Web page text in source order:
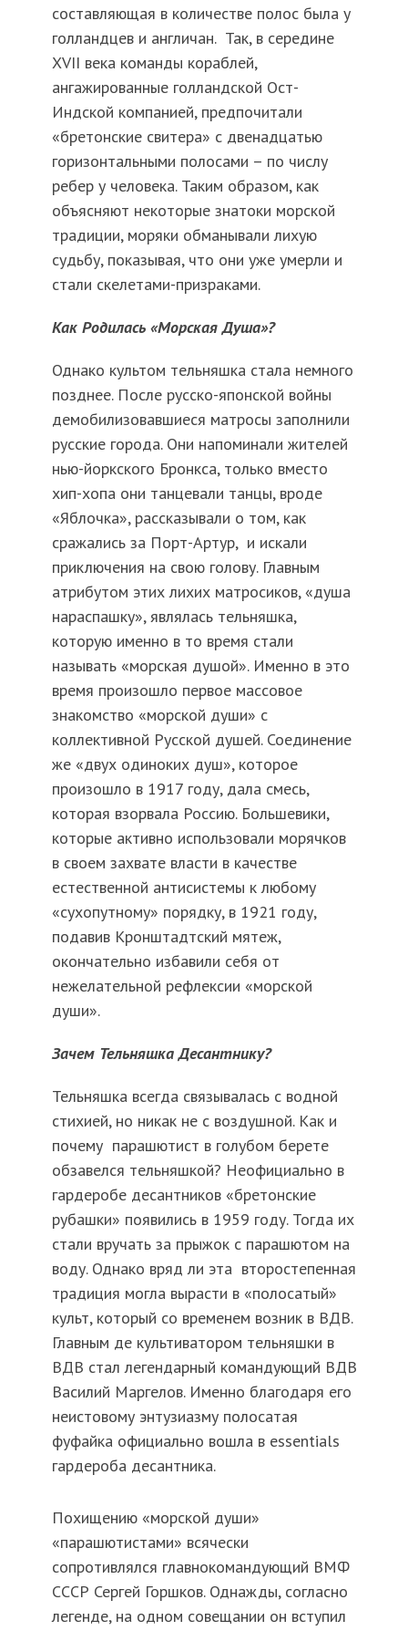
составляющая в количестве полос была у
голландцев и англичан. Так, в середине
XVII века команды кораблей,
ангажированные голландской Ост-
Индской компанией, предпочитали
«бретонские свитера» с двенадцатью
горизонтальными полосами – по числу
ребер у человека. Таким образом, как
объясняют некоторые знатоки морской
традиции, моряки обманывали лихую
судьбу, показывая, что они уже умерли и
стали скелетами-призраками.
Как Родилась «морская Душа»?
Однако культом тельняшка стала немного
позднее. После русско-японской войны
демобилизовавшиеся матросы заполнили
русские города. Они напоминали жителей
нью-йоркского Бронкса, только вместо
хип-хопа они танцевали танцы, вроде
«Яблочка», рассказывали о том, как
сражались за Порт-Артур, и искали
приключения на свою голову. Главным
атрибутом этих лихих матросиков, «душа
нараспашку», являлась тельняшка,
которую именно в то время стали
называть «морская душой». Именно в это
время произошло первое массовое
знакомство «морской души» с
коллективной Русской душей. Соединение
же «двух одиноких душ», которое
произошло в 1917 году, дала смесь,
которая взорвала Россию. Большевики,
которые активно использовали морячков
в своем захвате власти в качестве
естественной антисистемы к любому
«сухопутному» порядку, в 1921 году,
подавив Кронштадтский мятеж,
окончательно избавили себя от
нежелательной рефлексии «морской
души».
Зачем Тельняшка Десантнику?
Тельняшка всегда связывалась с водной
стихией, но никак не с воздушной. Как и
почему парашютист в голубом берете
обзавелся тельняшкой? Неофициально в
гардеробе десантников «бретонские
рубашки» появились в 1959 году. Тогда их
стали вручать за прыжок с парашютом на
воду. Однако вряд ли эта второстепенная
традиция могла вырасти в «полосатый»
культ, который со временем возник в ВДВ.
Главным де культиватором тельняшки в
ВДВ стал легендарный командующий ВДВ
Василий Маргелов. Именно благодаря его
неистовому энтузиазму полосатая
фуфайка официально вошла в essentials
гардероба десантника.
Похищению «морской души»
«парашютистами» всячески
сопротивлялся главнокомандующий ВМФ
СССР Сергей Горшков. Однажды, согласно
легенде, на одном совещании он вступил